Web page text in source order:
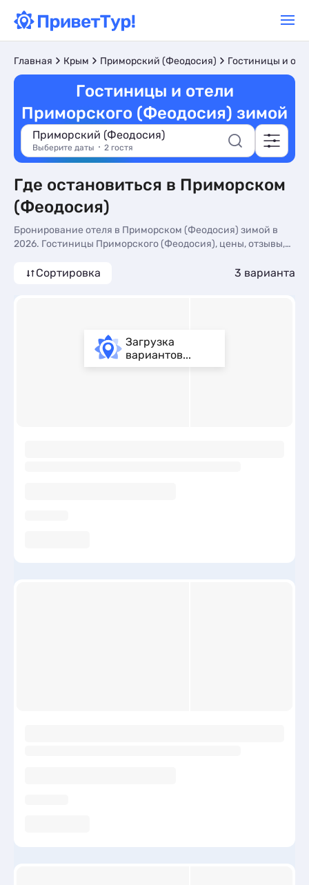
Главная Крым Приморский (Феодосия) Гостиницы и
Гостиницы и отели
Приморского (Феодосия) зимой
Приморский (Феодосия)
Выберите даты 2 гостя
Где остановиться в Приморском
(Феодосия)
Бронирование отеля в Приморском (Феодосия) зимой в
2026. Гостиницы Приморского (Феодосия), цены, отзывы,
Сортировка 3 варианта
Загрузка
вариантов...